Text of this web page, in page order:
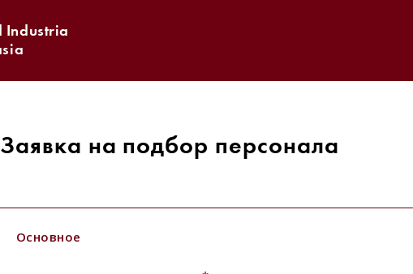
Industria
Заявка на подбор персонала
Основное